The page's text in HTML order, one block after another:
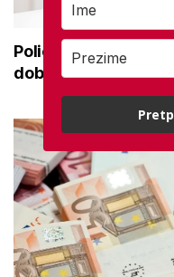
Policija upozorava
dobronamjernosti